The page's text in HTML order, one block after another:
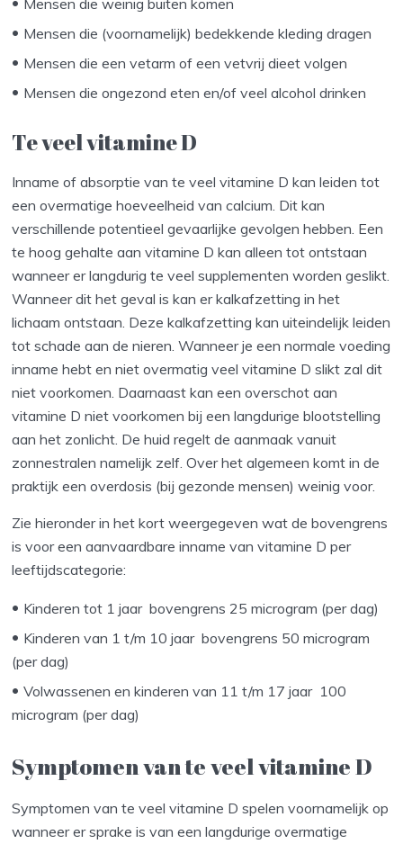
Mensen die (voornamelijk) bedekkende kleding dragen
Mensen die een vetarm of een vetvrij dieet volgen
Mensen die ongezond eten en/of veel alcohol drinken
Te veel vitamine D
Inname of absorptie van te veel vitamine D kan leiden tot
een overmatige hoeveelheid van calcium. Dit kan
verschillende potentieel gevaarlijke gevolgen hebben. Een
te hoog gehalte aan vitamine D kan alleen tot ontstaan
wanneer er langdurig te veel supplementen worden geslikt.
Wanneer dit het geval is kan er kalkafzetting in het
lichaam ontstaan. Deze kalkafzetting kan uiteindelijk leiden
tot schade aan de nieren. Wanneer je een normale voeding
inname hebt en niet overmatig veel vitamine D slikt zal dit
niet voorkomen. Daarnaast kan een overschot aan
vitamine D niet voorkomen bij een langdurige blootstelling
aan het zonlicht. De huid regelt de aanmaak vanuit
zonnestralen namelijk zelf. Over het algemeen komt in de
praktijk een overdosis (bij gezonde mensen) weinig voor.
Zie hieronder in het kort weergegeven wat de bovengrens
is voor een aanvaardbare inname van vitamine D per
leeftijdscategorie:
Kinderen tot 1 jaar bovengrens 25 microgram (per dag)
Kinderen van 1 t/m 10 jaar bovengrens 50 microgram
(per dag)
Volwassenen en kinderen van 11 t/m 17 jaar 100
microgram (per dag)
Symptomen van te veel vitamine D
Symptomen van te veel vitamine D spelen voornamelijk op
wanneer er sprake is van een langdurige overmatige